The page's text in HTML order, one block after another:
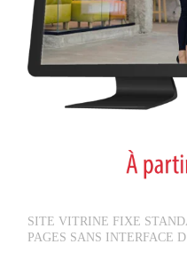
SITE VITRINE FIXE
PAGES SANS INTERFACE